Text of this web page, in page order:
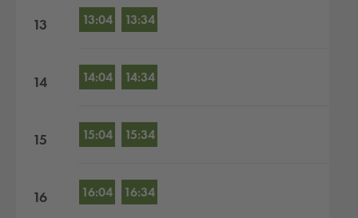
13 13:04 13:34
14 14:04 14:34
15 15:04 15:34
16 16:04 16:34